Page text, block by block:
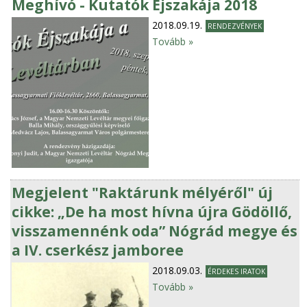
Meghívó - Kutatók Éjszakája 2018
2018.09.19. RENDEZVÉNYEK
Tovább »
Megjelent "Raktárunk mélyéről" új
cikke: „De ha most hívna újra Gödöllő,
visszamennénk oda” Nógrád megye és
a IV. cserkész jamboree
2018.09.03. ÉRDEKES IRATOK
Tovább »